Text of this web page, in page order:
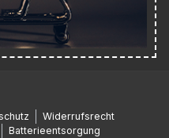
Widerrufsrecht
Batterieentsorgung